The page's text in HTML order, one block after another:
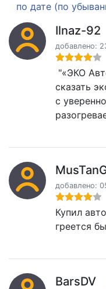
по дате (по
Ilnaz-92
добавлено:
"«ЭКО
сказать
с
добавлено:
Купил
греется
BarsDV